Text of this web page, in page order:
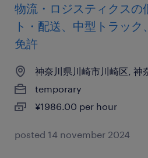
物流・ロジスティクスの
ト・配送、中型トラッ
免許
神奈川県川崎市川崎区, 神
temporary
¥1986.00 per hour
posted 14 november 2024